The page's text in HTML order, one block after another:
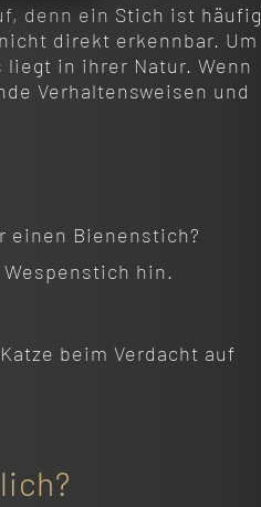
denn ein Stich ist häufig
direkt erkennbar. Um
in ihrer Natur. Wenn
Verhaltensweisen und
einen Bienenstich?
hin.
beim Verdacht auf